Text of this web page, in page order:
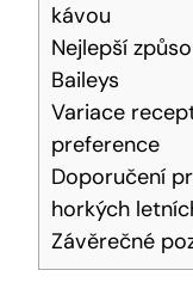
kávou
Nejlepší
Baileys
Variace
preference
Doporučení
horkých
Závěrečné